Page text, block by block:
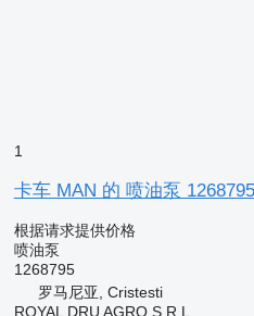
1
卡车 MAN 的 喷油泵 1268795
根据请求提供价格
喷油泵
1268795
罗马尼亚, Cristesti
ROYAL DRU AGRO S.R.L.